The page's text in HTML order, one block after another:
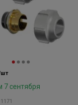
7 сентября